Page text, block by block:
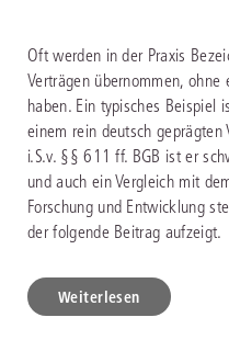
Oft werden in der Praxis
Verträgen übernommen, ohne
haben. Ein typisches Beispiel
einem rein deutsch geprägten
i.S.v. §§ 611 ff. BGB ist er
und auch ein Vergleich mit
Forschung und Entwicklung
der folgende Beitrag aufzeigt.
Weiterlesen